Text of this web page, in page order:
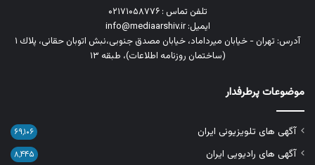
تلفن تماس : ۰۲۱۷۱۰۵۸۷۷۶
ایمیل: info@mediaarshiv.ir
آدرس: تهران - خیابان میرداماد، خیابان مصدق جنوبی،نبش اتوبان حقانی، پلاك ١
(ساختمان روزنامه اطلاعات)، طبقه ۱۳
موضوعات پرطرفدار
آگهی های تلویزیونی ایران ۶۹,۱۰۶
آگهی های رادیویی ایران ۸,۴۴۵